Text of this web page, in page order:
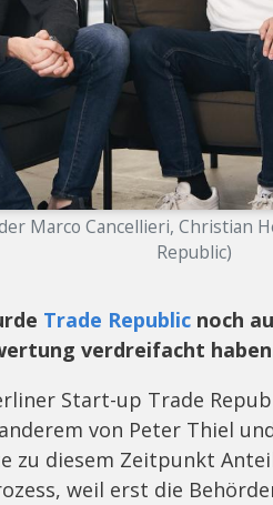
Marco Cancellieri, Christian
Republic)
Trade Republic noch
verdreifacht
Start-up Trade
von Peter Thiel
zu diesem Zeitpunkt
weil erst die